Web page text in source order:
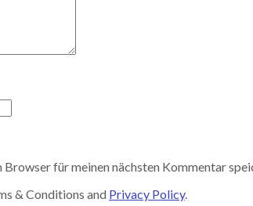
für meinen nächsten Kommentar
& Conditions and Privacy Policy.